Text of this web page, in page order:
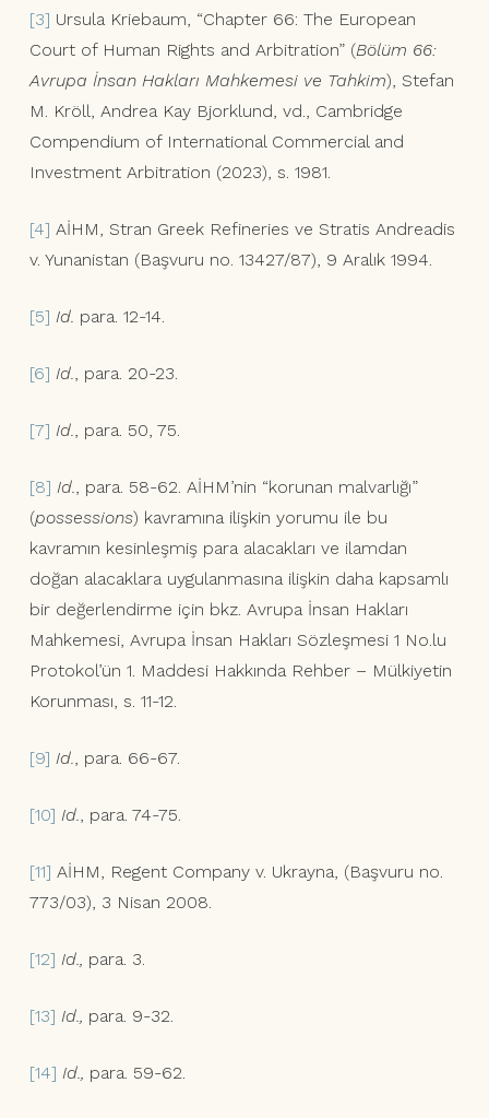
[3] Ursula Kriebaum, “Chapter 66: The European
Court of Human Rights and Arbitration” (Bölüm 66:
Avrupa İnsan Hakları Mahkemesi ve Tahkim), Stefan
M. Kröll, Andrea Kay Bjorklund, vd., Cambridge
Compendium of International Commercial and
Investment Arbitration (2023), s. 1981.
[4] AİHM, Stran Greek Refineries ve Stratis Andreadis
v. Yunanistan (Başvuru no. 13427/87), 9 Aralık 1994.
[5] Id. para. 12-14.
[6] Id., para. 20-23.
[7] Id., para. 50, 75.
[8] Id., para. 58-62. AİHM’nin “korunan malvarlığı”
(possessions) kavramına ilişkin yorumu ile bu
kavramın kesinleşmiş para alacakları ve ilamdan
doğan alacaklara uygulanmasına ilişkin daha kapsamlı
bir değerlendirme için bkz. Avrupa İnsan Hakları
Mahkemesi, Avrupa İnsan Hakları Sözleşmesi 1 No.lu
Protokol’ün 1. Maddesi Hakkında Rehber – Mülkiyetin
Korunması, s. 11-12.
[9] Id., para. 66-67.
[10] Id., para. 74-75.
[11] AİHM, Regent Company v. Ukrayna, (Başvuru no.
773/03), 3 Nisan 2008.
[12] Id., para. 3.
[13] Id., para. 9-32.
[14] Id., para. 59-62.